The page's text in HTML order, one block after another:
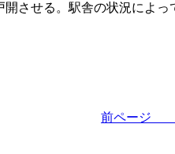
開させる。駅舎の状況によ
前ペー